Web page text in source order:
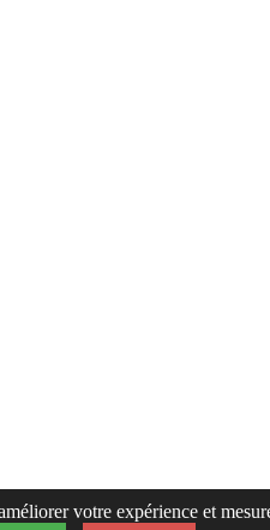
votre expérience et